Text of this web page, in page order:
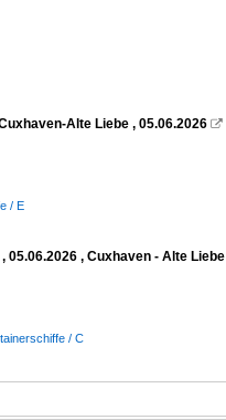
Alte Liebe , 05.06.2026 
/ E
05.06.2026 , Cuxhaven - Alte Liebe
/ C